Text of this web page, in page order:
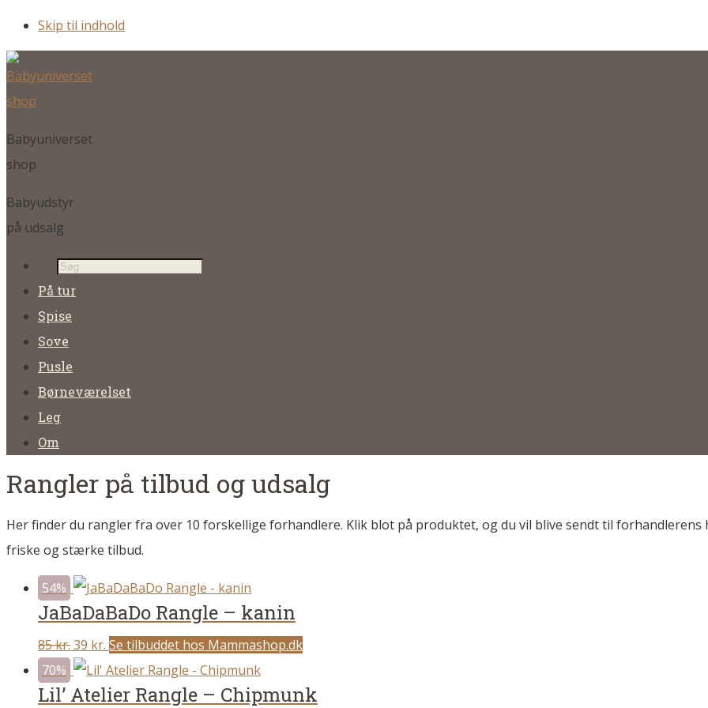
Skip til indhold
Babyuniverset
shop
Babyudstyr
på udsalg
Products
search
På tur
Spise
Sove
Pusle
Børneværelset
Leg
Om
Rangler på tilbud og udsalg
Her finder du rangler fra over 10 forskellige forhandlere. Klik blot på produktet, og du vil blive sendt til forhandlerens
friske og stærke tilbud.
54%
JaBaDaBaDo Rangle – kanin
85kr.Original
price
was:
39 kr. Current
price
is:
Se tilbuddet hos Mammashop.dk
70%
Lil’ Atelier Rangle – Chipmunk